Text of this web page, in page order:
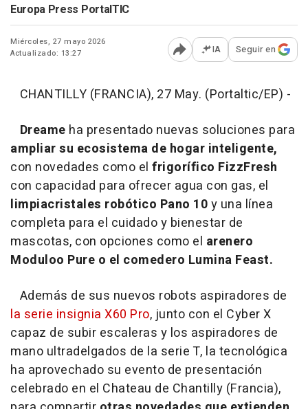
Europa Press PortalTIC
Miércoles, 27 mayo 2026
Actualizado: 13:27
Abrir opciones para
IA Seguir en
CHANTILLY (FRANCIA), 27 May. (Portaltic/EP) -
Dreame ha presentado nuevas soluciones para
ampliar su ecosistema de hogar inteligente,
con novedades como el frigorífico FizzFresh
con capacidad para ofrecer agua con gas, el
limpiacristales robótico Pano 10y una línea
completa para el cuidado y bienestar de
mascotas, con opciones como el arenero
Moduloo Pure o el comedero Lumina Feast.
Además de sus nuevos robots aspiradores de
la serie insignia X60 Pro, junto con el Cyber X
capaz de subir escaleras y los aspiradores de
mano ultradelgados de la serie T, la tecnológica
ha aprovechado su evento de presentación
celebrado en el Chateau de Chantilly (Francia),